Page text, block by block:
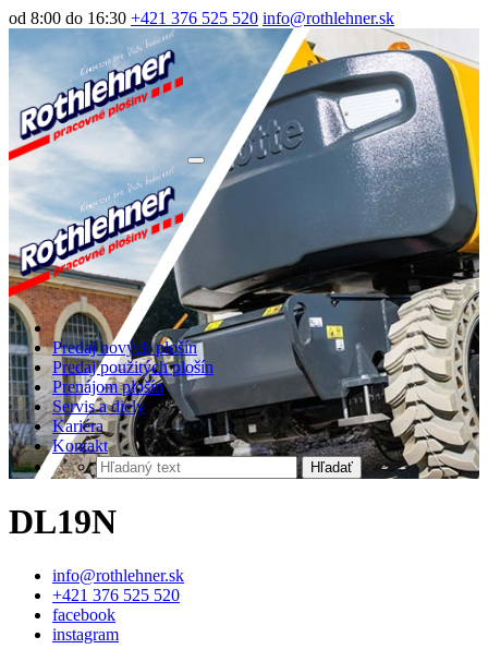
od 8:00 do 16:30 +421 376 525 520 info@rothlehner.sk
Predaj nových plošín
Predaj použitých plošín
Prenájom plošín
Servis a diely
Kariéra
Kontakt
Hľadať
DL19N
info@rothlehner.sk
+421 376 525 520
facebook
instagram